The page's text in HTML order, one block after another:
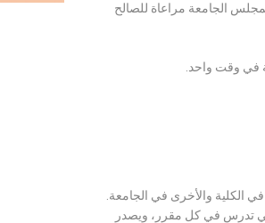
الجامعة مراعاة للصالح
في وقت واحد.
الكلية والأخرى في الجامعة.
تدرس في كل مقرر، ويصدر